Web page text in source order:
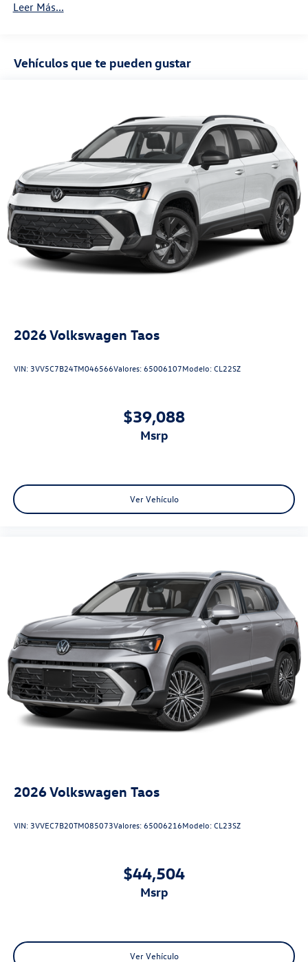
Garantía de mantenimiento: 24 meses / 20,000
Leer Más...
Vehículos que te pueden gustar
2026Volkswagen Taos
VIN: 3VV5C7B24TM046566Valores:65006107Modelo:CL22SZ
$39,088
msrp
Ver Vehículo
2026Volkswagen Taos
VIN: 3VVEC7B20TM085073Valores:65006216Modelo:CL23SZ
$44,504
msrp
Ver Vehículo